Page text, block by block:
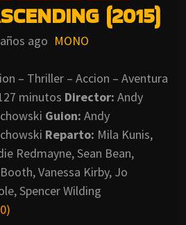
(2015)
ago MONO
– Thriller – Accion – Aventura
minutos Director: Andy
Guion: Andy
Reparto: Mila Kunis,
Redmayne, Sean Bean,
Vanessa Kirby, Jo
Spencer Wilding